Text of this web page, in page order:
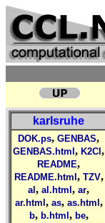
karlsruhe
DOK.ps, GENBAS,
GENBAS.html , K2Cl ,
README,
README.html , TZV,
al , al.html , ar,
ar.html , as, as.html ,
b, b.html , be,